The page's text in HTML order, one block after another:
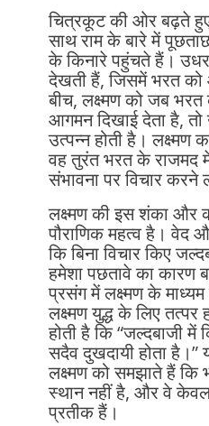
चित्रकूट की ओर बढ़ते
साथ राम के बारे में
के किनारे पहुंचते हैं।
देखती हैं, जिसमें भरत
बीच, लक्ष्मण को जब भरत
आगमन दिखाई देता है,
उत्पन्न होती है। लक्ष्मण
वह तुरंत भरत के राजमद
संभावना पर विचार करने
लक्ष्मण की इस शंका और
पौराणिक महत्व है। वेद
कि बिना विचार किए
हमेशा पछतावे का कारण
प्रसंग में लक्ष्मण के
लक्ष्मण युद्ध के लिए
होती है कि “जल्दबाजी में
सदैव दुखदायी होता है।”
लक्ष्मण को समझाते हैं कि
स्थान नहीं है, और वे
प्रतीक हैं।